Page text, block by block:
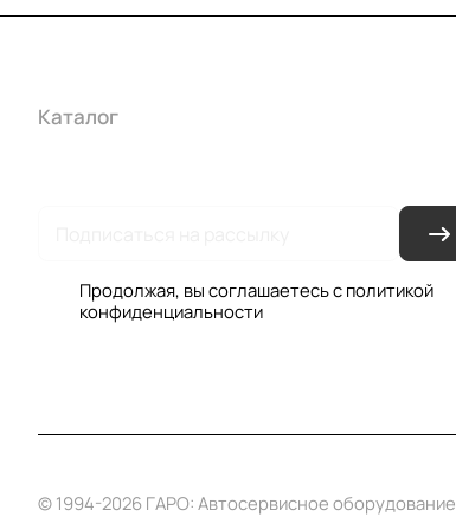
Каталог
Продолжая, вы соглашаетесь с политикой
конфиденциальности
© 1994-2026 ГАРО: Автосервисное оборудование